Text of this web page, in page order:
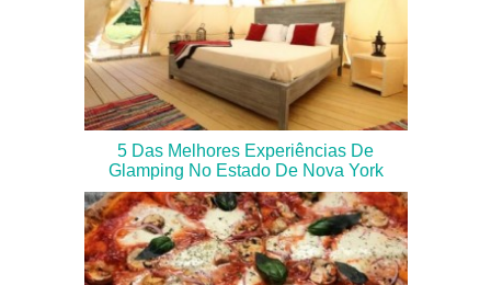
5 Das Melhores Experiências De
Glamping No Estado De Nova York